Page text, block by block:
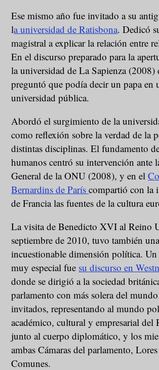
Ese mismo año fue invitado a su
la universidad de Ratisbona. Dedicó
magistral a explicar la relación entre
En el discurso preparado para la
la universidad de La Sapienza (2008)
preguntó que podía decir un papa en
universidad pública.
Abordó el surgimiento de la
como reflexión sobre la verdad de la
distintas disciplinas. El fundamento
humanos centró su intervención ante
General de la ONU (2008), y en el
Bernardins de Paríscompartió con la
de Francia las fuentes de la cultura
La visita de Benedicto XVI al Reino
septiembre de 2010, tuvo también
incuestionable dimensión política.
muy especial fue su discurso en
donde se dirigió a la sociedad
parlamento con más solera del
invitados, representando al mundo
académico, cultural y empresarial del
junto al cuerpo diplomático, y los
ambas Cámaras del parlamento,
Comunes.